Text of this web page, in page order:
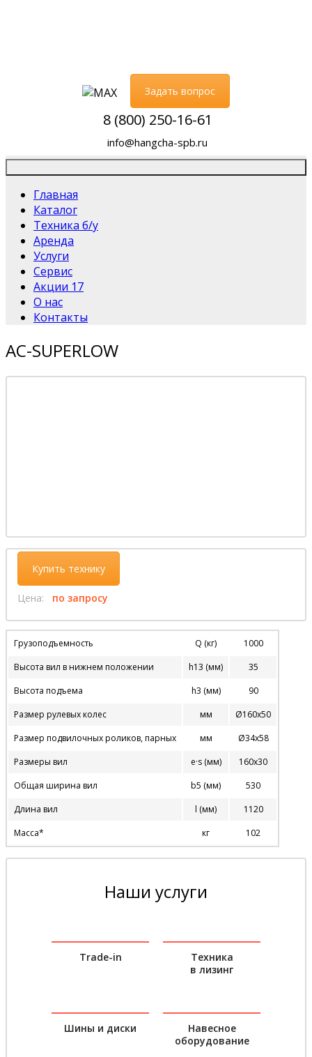
Задать вопрос
8 (800) 250-16-61
info@hangcha-spb.ru
Главная
Каталог
Техника б/у
Аренда
Услуги
Сервис
Акции 17
О нас
Контакты
AC-SUPERLOW
Купить технику
Цена: по запросу
Грузоподъемность Q (кг)
1000
Высота вил в нижнем положении
h13 (мм)
35
Высота подъема
h3 (мм)
90
Размер рулевых колес
мм
Ø160х50
Размер подвилочных роликов, парных
мм
Ø34х58
Размеры вил
e·s (мм)
160х30
Общая ширина вил
b5 (мм)
530
Длина вил
l (мм)
1120
Масса*
кг 102
Наши услуги
Trade-in
Техника
в лизинг
Шины и диски
Навесное
оборудование